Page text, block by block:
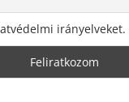
irányelveket.